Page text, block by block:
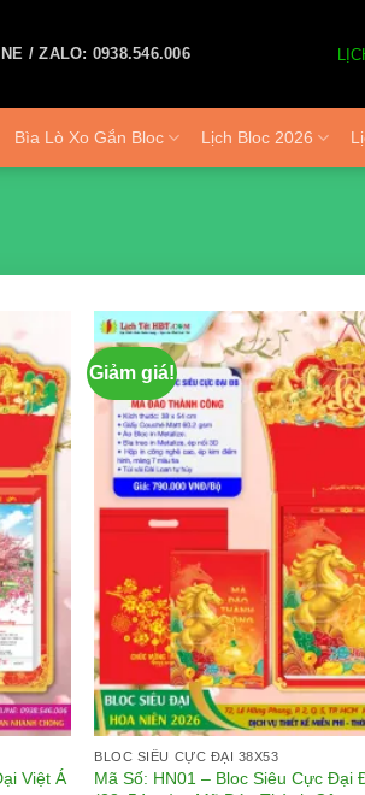
/ ZALO: 0938.546.006
Bìa Lò Xo Gắn Bloc Lịch Bloc 2026
Add to
wishlist
Việt Á
Giảm giá!
BLOC SIÊU CỰC ĐẠI 38X53
Mã Số: HN01 – Bloc Siêu Cực Đại